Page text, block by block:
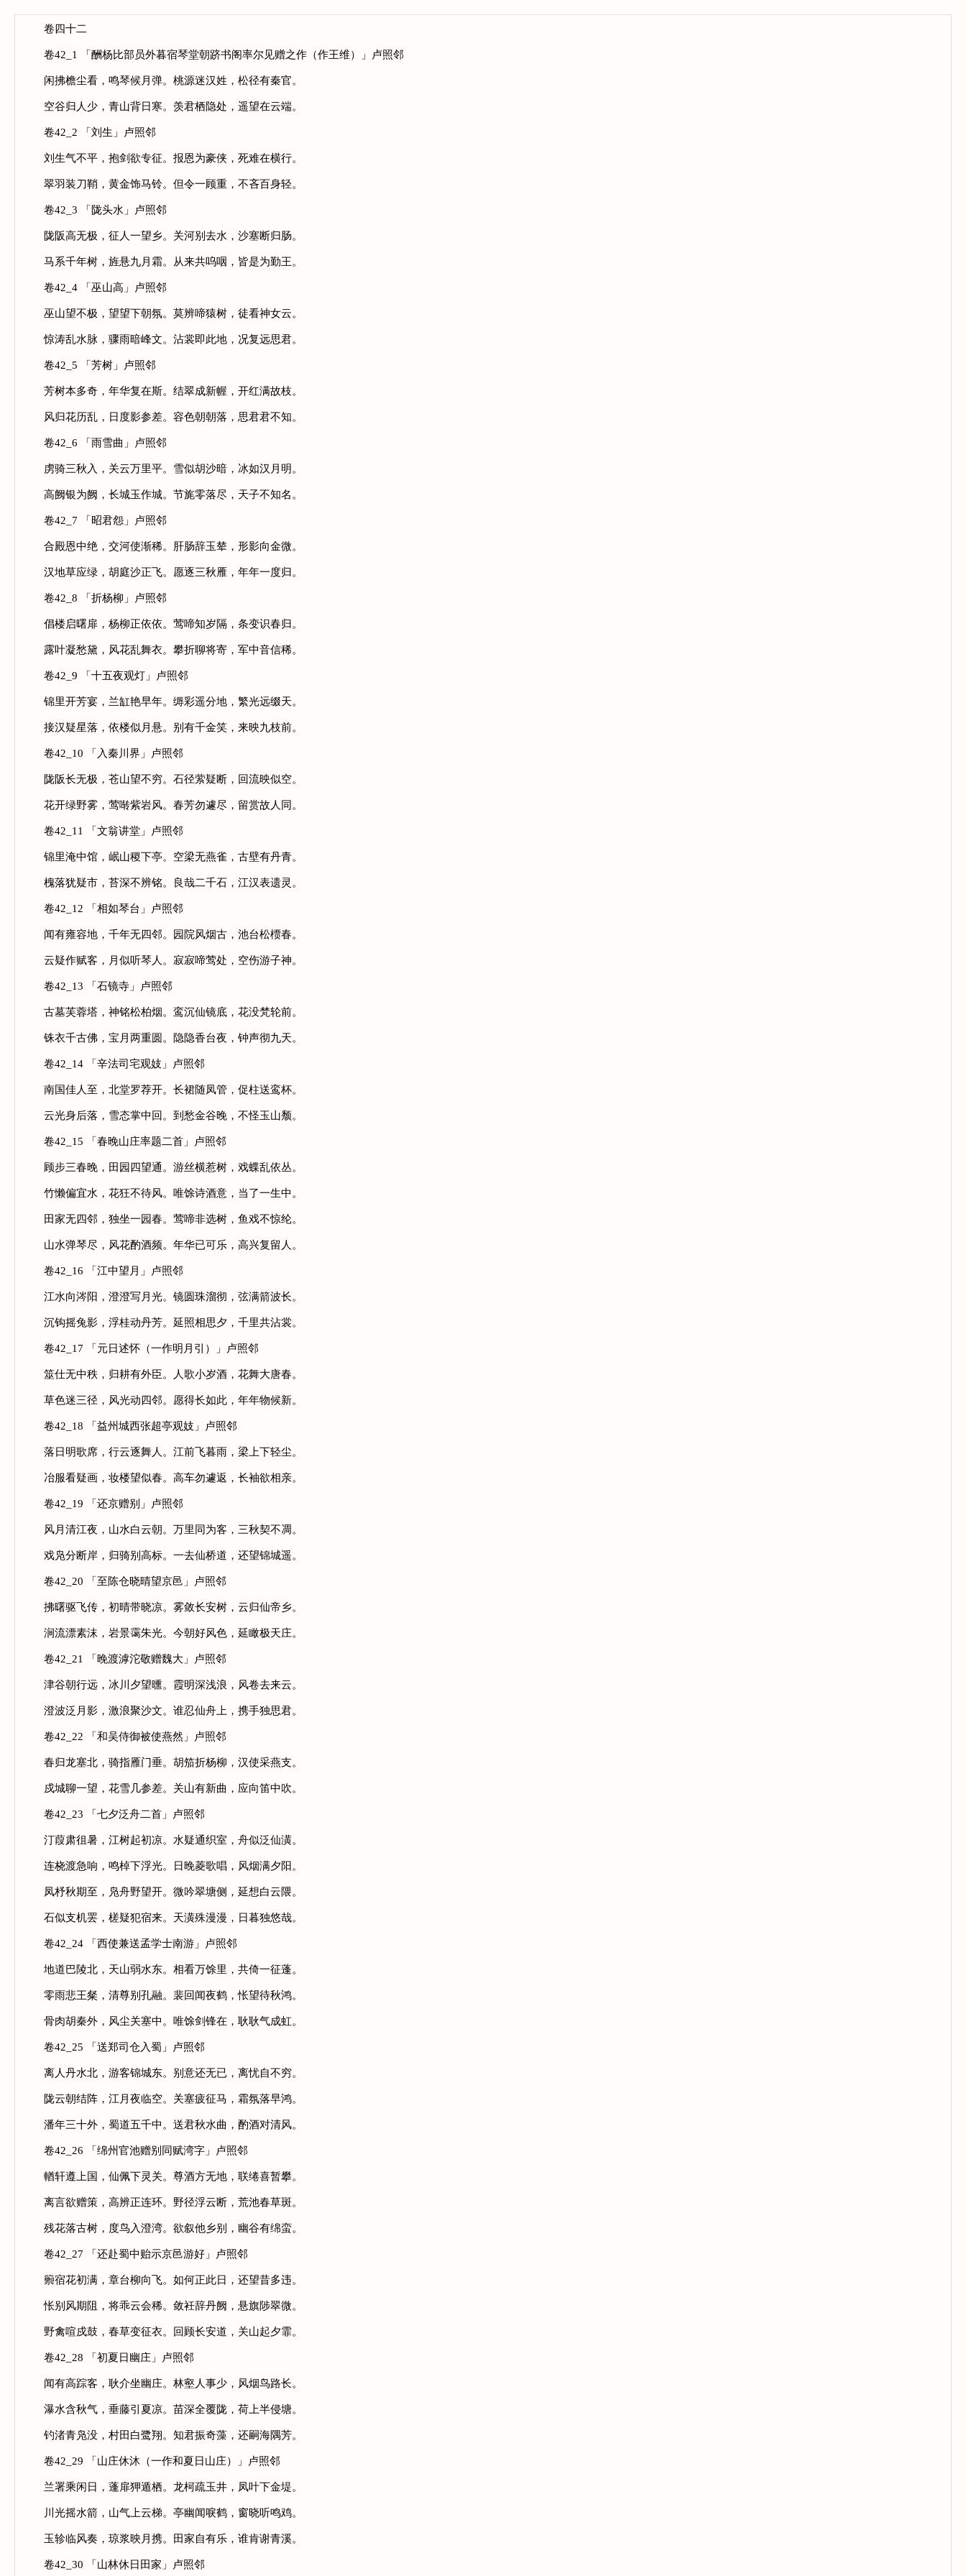
卷四十二
卷42_1 「酬杨比部员外暮宿琴堂朝跻书阁率尔见赠之作（作王维）」卢照邻
闲拂檐尘看，鸣琴候月弹。桃源迷汉姓，松径有秦官。
空谷归人少，青山背日寒。羡君栖隐处，遥望在云端。
卷42_2 「刘生」卢照邻
刘生气不平，抱剑欲专征。报恩为豪侠，死难在横行。
翠羽装刀鞘，黄金饰马铃。但令一顾重，不吝百身轻。
卷42_3 「陇头水」卢照邻
陇阪高无极，征人一望乡。关河别去水，沙塞断归肠。
马系千年树，旌悬九月霜。从来共呜咽，皆是为勤王。
卷42_4 「巫山高」卢照邻
巫山望不极，望望下朝氛。莫辨啼猿树，徒看神女云。
惊涛乱水脉，骤雨暗峰文。沾裳即此地，况复远思君。
卷42_5 「芳树」卢照邻
芳树本多奇，年华复在斯。结翠成新幄，开红满故枝。
风归花历乱，日度影参差。容色朝朝落，思君君不知。
卷42_6 「雨雪曲」卢照邻
虏骑三秋入，关云万里平。雪似胡沙暗，冰如汉月明。
高阙银为阙，长城玉作城。节旄零落尽，天子不知名。
卷42_7 「昭君怨」卢照邻
合殿恩中绝，交河使渐稀。肝肠辞玉辇，形影向金微。
汉地草应绿，胡庭沙正飞。愿逐三秋雁，年年一度归。
卷42_8 「折杨柳」卢照邻
倡楼启曙扉，杨柳正依依。莺啼知岁隔，条变识春归。
露叶凝愁黛，风花乱舞衣。攀折聊将寄，军中音信稀。
卷42_9 「十五夜观灯」卢照邻
锦里开芳宴，兰缸艳早年。缛彩遥分地，繁光远缀天。
接汉疑星落，依楼似月悬。别有千金笑，来映九枝前。
卷42_10 「入秦川界」卢照邻
陇阪长无极，苍山望不穷。石径萦疑断，回流映似空。
花开绿野雾，莺啭紫岩风。春芳勿遽尽，留赏故人同。
卷42_11 「文翁讲堂」卢照邻
锦里淹中馆，岷山稷下亭。空梁无燕雀，古壁有丹青。
槐落犹疑市，苔深不辨铭。良哉二千石，江汉表遗灵。
卷42_12 「相如琴台」卢照邻
闻有雍容地，千年无四邻。园院风烟古，池台松槚春。
云疑作赋客，月似听琴人。寂寂啼莺处，空伤游子神。
卷42_13 「石镜寺」卢照邻
古墓芙蓉塔，神铭松柏烟。鸾沉仙镜底，花没梵轮前。
铢衣千古佛，宝月两重圆。隐隐香台夜，钟声彻九天。
卷42_14 「辛法司宅观妓」卢照邻
南国佳人至，北堂罗荐开。长裙随凤管，促柱送鸾杯。
云光身后落，雪态掌中回。到愁金谷晚，不怪玉山颓。
卷42_15 「春晚山庄率题二首」卢照邻
顾步三春晚，田园四望通。游丝横惹树，戏蝶乱依丛。
竹懒偏宜水，花狂不待风。唯馀诗酒意，当了一生中。
田家无四邻，独坐一园春。莺啼非选树，鱼戏不惊纶。
山水弹琴尽，风花酌酒频。年华已可乐，高兴复留人。
卷42_16 「江中望月」卢照邻
江水向涔阳，澄澄写月光。镜圆珠溜彻，弦满箭波长。
沉钩摇兔影，浮桂动丹芳。延照相思夕，千里共沾裳。
卷42_17 「元日述怀（一作明月引）」卢照邻
筮仕无中秩，归耕有外臣。人歌小岁酒，花舞大唐春。
草色迷三径，风光动四邻。愿得长如此，年年物候新。
卷42_18 「益州城西张超亭观妓」卢照邻
落日明歌席，行云逐舞人。江前飞暮雨，梁上下轻尘。
冶服看疑画，妆楼望似春。高车勿遽返，长袖欲相亲。
卷42_19 「还京赠别」卢照邻
风月清江夜，山水白云朝。万里同为客，三秋契不凋。
戏凫分断岸，归骑别高标。一去仙桥道，还望锦城遥。
卷42_20 「至陈仓晓晴望京邑」卢照邻
拂曙驱飞传，初晴带晓凉。雾敛长安树，云归仙帝乡。
涧流漂素沫，岩景霭朱光。今朝好风色，延瞰极天庄。
卷42_21 「晚渡滹沱敬赠魏大」卢照邻
津谷朝行远，冰川夕望曛。霞明深浅浪，风卷去来云。
澄波泛月影，激浪聚沙文。谁忍仙舟上，携手独思君。
卷42_22 「和吴侍御被使燕然」卢照邻
春归龙塞北，骑指雁门垂。胡笳折杨柳，汉使采燕支。
戍城聊一望，花雪几参差。关山有新曲，应向笛中吹。
卷42_23 「七夕泛舟二首」卢照邻
汀葭肃徂暑，江树起初凉。水疑通织室，舟似泛仙潢。
连桡渡急响，鸣棹下浮光。日晚菱歌唱，风烟满夕阳。
凤杼秋期至，凫舟野望开。微吟翠塘侧，延想白云隈。
石似支机罢，槎疑犯宿来。天潢殊漫漫，日暮独悠哉。
卷42_24 「西使兼送孟学士南游」卢照邻
地道巴陵北，天山弱水东。相看万馀里，共倚一征蓬。
零雨悲王粲，清尊别孔融。裴回闻夜鹤，怅望待秋鸿。
骨肉胡秦外，风尘关塞中。唯馀剑锋在，耿耿气成虹。
卷42_25 「送郑司仓入蜀」卢照邻
离人丹水北，游客锦城东。别意还无已，离忧自不穷。
陇云朝结阵，江月夜临空。关塞疲征马，霜氛落早鸿。
潘年三十外，蜀道五千中。送君秋水曲，酌酒对清风。
卷42_26 「绵州官池赠别同赋湾字」卢照邻
輶轩遵上国，仙佩下灵关。尊酒方无地，联绻喜暂攀。
离言欲赠策，高辨正连环。野径浮云断，荒池春草斑。
残花落古树，度鸟入澄湾。欲叙他乡别，幽谷有绵蛮。
卷42_27 「还赴蜀中贻示京邑游好」卢照邻
籞宿花初满，章台柳向飞。如何正此日，还望昔多违。
怅别风期阻，将乖云会稀。敛衽辞丹阙，悬旗陟翠微。
野禽喧戍鼓，春草变征衣。回顾长安道，关山起夕霏。
卷42_28 「初夏日幽庄」卢照邻
闻有高踪客，耿介坐幽庄。林壑人事少，风烟鸟路长。
瀑水含秋气，垂藤引夏凉。苗深全覆陇，荷上半侵塘。
钓渚青凫没，村田白鹭翔。知君振奇藻，还嗣海隅芳。
卷42_29 「山庄休沐（一作和夏日山庄）」卢照邻
兰署乘闲日，蓬扉狎遁栖。龙柯疏玉井，凤叶下金堤。
川光摇水箭，山气上云梯。亭幽闻唳鹤，窗晓听鸣鸡。
玉轸临风奏，琼浆映月携。田家自有乐，谁肯谢青溪。
卷42_30 「山林休日田家」卢照邻